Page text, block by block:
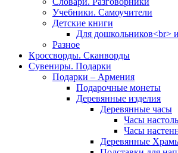
Учебники. Самоучители
Детские книги
Для дошкольников<br>
Разное
Кроссворды. Сканворды
Сувениры. Подарки
Подарки – Армения
Подарочные монеты
Деревянные изделия
Деревянные часы
Часы
Часы
Деревянные